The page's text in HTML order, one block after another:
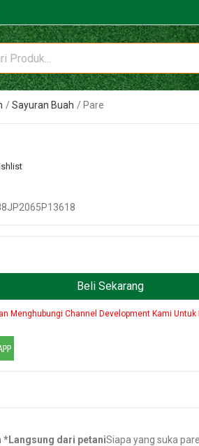
Sayuran Buah Pare
Beli Sekarang
Menghubungi Channel Development Kami
dari petaniSiapa yang suka